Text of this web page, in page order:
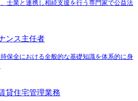
士業と連携し相続支援を行う専門家で公益法
ンス主任者
保全における全般的な基礎知識を体系的に身
貸住宅管理業務